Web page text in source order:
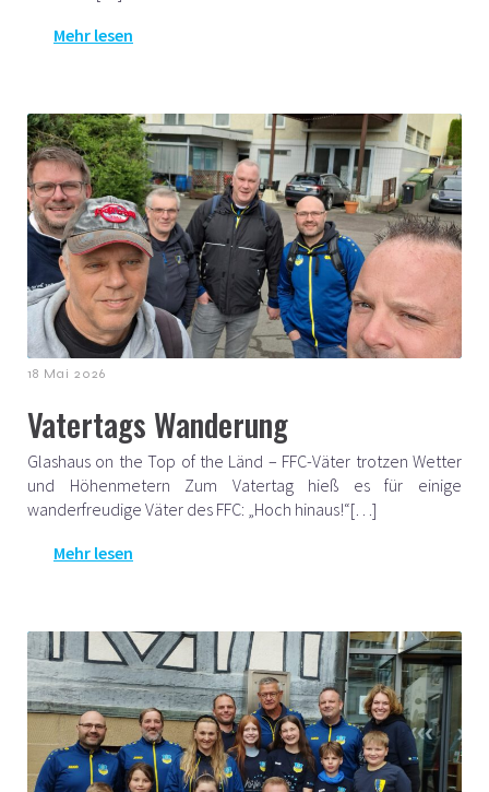
Mehr lesen
18 Mai 2026
Vatertags Wanderung
Glashaus on the Top of the Länd – FFC-Väter trotzen Wetter
und Höhenmetern Zum Vatertag hieß es für einige
wanderfreudige Väter des FFC: „Hoch hinaus!“[…]
Mehr lesen